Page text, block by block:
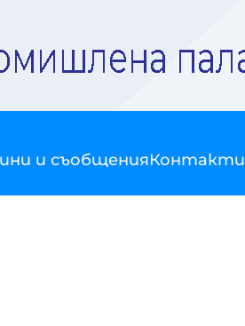
и съобщенияКонтакти